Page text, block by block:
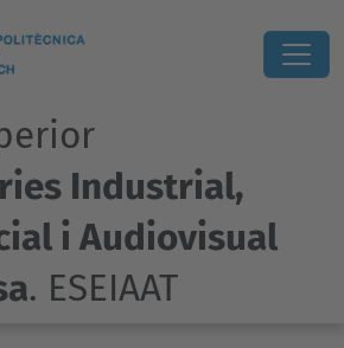
Industrial,
i Audiovisual
. ESEIAAT